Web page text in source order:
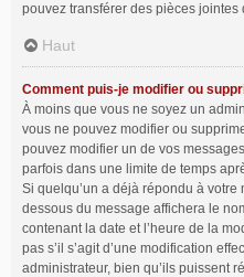
pouvez transférer des pièces jointes
Haut
Comment puis-je modifier ou
À moins que vous ne soyez un
vous ne pouvez modifier ou
pouvez modifier un de vos
parfois dans une limite de temps
Si quelqu’un a déjà répondu à votre
dessous du message affichera le
contenant la date et l’heure de la
pas s’il s’agit d’une modification
administrateur, bien qu’ils puissent